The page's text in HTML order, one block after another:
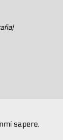
sapere.